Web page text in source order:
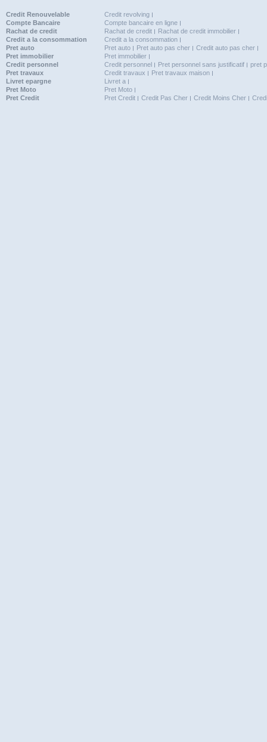
Credit Renouvelable
Credit revolving
Compte Bancaire
Compte bancaire en ligne
Rachat de credit
Rachat de credit
Rachat de credit immobilier
Credit a la consommation
Credit a la consommation
Pret auto
Pret auto Pret auto pas cher
Credit auto pas cher
Pret immobilier
Pret immobilier
Credit personnel
Credit personnel Pret personnel sans justificatif
pret
Pret travaux
Credit travaux
Pret travaux maison
Livret epargne
Livret a
Pret Moto
Pret Moto
Pret Credit
Pret Credit Credit Pas Cher Credit Moins Cher